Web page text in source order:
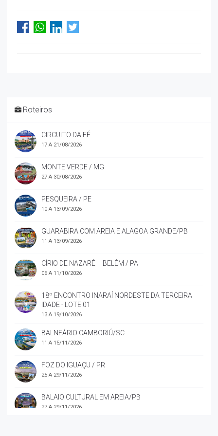
Roteiros
CIRCUITO DA FÉ
17 A 21/08/2026
MONTE VERDE / MG
27 A 30/08/2026
PESQUEIRA / PE
10 A 13/09/2026
GUARABIRA COM AREIA E ALAGOA GRANDE/PB
11 A 13/09/2026
CÍRIO DE NAZARÉ – BELÉM / PA
06 A 11/10/2026
18º ENCONTRO INARAÍ NORDESTE DA TERCEIRA
IDADE - LOTE 01
13 A 19/10/2026
BALNEÁRIO CAMBORIÚ/SC
11 A 15/11/2026
FOZ DO IGUAÇU / PR
25 A 29/11/2026
BALAIO CULTURAL EM AREIA/PB
27 A 29/11/2026